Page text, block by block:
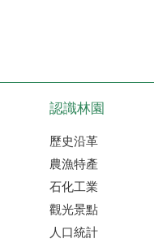
認識林園
歷史沿革
農漁特產
石化工業
觀光景點
人口統計